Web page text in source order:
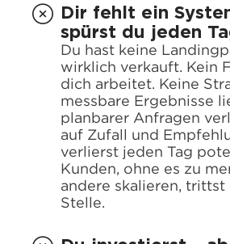
Dir fehlt ein
spürst du jeden
Du hast keine
wirklich verkauft. Kein
dich arbeitet. Keine
messbare Ergebnisse
planbarer Anfragen
auf Zufall und
verlierst jeden Tag
Kunden, ohne es zu
andere skalieren, trittst
Stelle.